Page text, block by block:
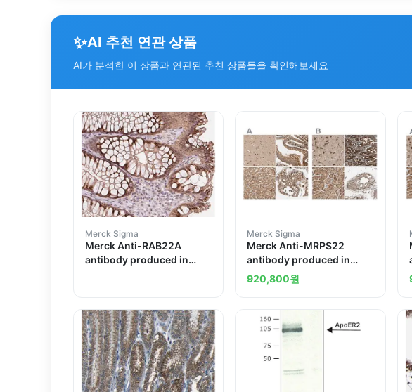
✨AI 추천 연관 상품
AI가 분석한 이 상품과 연관된 추천 상품들을 확인해보세요
Merck Sigma
Merck Anti-RAB22A
antibody produced in
Merck Sigma
Merck Anti-MRPS22
antibody produced in
rabbit
920,800원